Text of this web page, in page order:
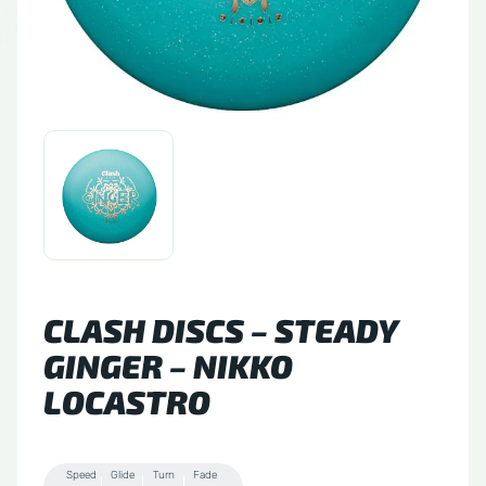
Sacs
CLASH DISCS – STEADY
GINGER – NIKKO
LOCASTRO
Speed Glide Turn Fade